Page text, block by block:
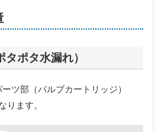
ポタ水漏れ）
ツ部（バルブカートリッジ）
ります。